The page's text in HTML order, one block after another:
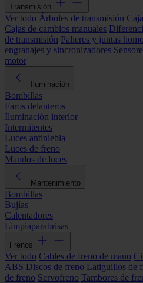
Transmisión
Ver todo Árboles de transmisión
Cajas de cambios manuales
de transmisión Palieres y juntas
engranajes y sincronizadores
motor
Iluminación
Bombillas
Faros delanteros
Iluminación interior
Intermitentes
Luces antiniebla
Luces de freno
Mandos de luces
Mantenimiento
Bombillas
Bujías
Calentadores
Limpiaparabrisas
Frenos
Ver todo Cables de freno de mano
ABS Discos de freno Latiguillos de
de freno Servofreno Tambores de